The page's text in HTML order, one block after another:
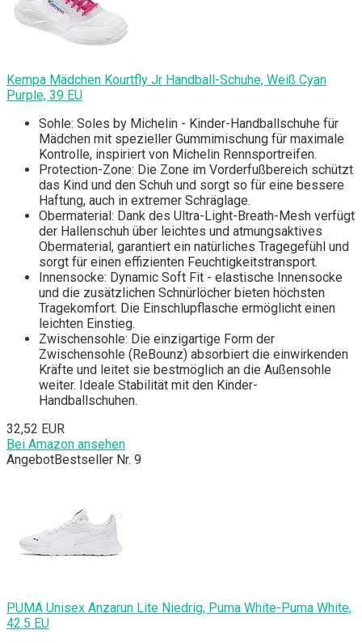
Kempa Mädchen Kourtfly Jr Handball-Schuhe, Weiß Cyan
Purple, 39 EU
Sohle: Soles by Michelin - Kinder-Handballschuhe für
Mädchen mit spezieller Gummimischung für maximale
Kontrolle, inspiriert von Michelin Rennsportreifen.
Protection-Zone: Die Zone im Vorderfußbereich schützt
das Kind und den Schuh und sorgt so für eine bessere
Haftung, auch in extremer Schräglage.
Obermaterial: Dank des Ultra-Light-Breath-Mesh verfügt
der Hallenschuh über leichtes und atmungsaktives
Obermaterial, garantiert ein natürliches Tragegefühl und
sorgt für einen effizienten Feuchtigkeitstransport.
Innensocke: Dynamic Soft Fit - elastische Innensocke
und die zusätzlichen Schnürlöcher bieten höchsten
Tragekomfort. Die Einschlupflasche ermöglicht einen
leichten Einstieg.
Zwischensohle: Die einzigartige Form der
Zwischensohle (ReBounz) absorbiert die einwirkenden
Kräfte und leitet sie bestmöglich an die Außensohle
weiter. Ideale Stabilität mit den Kinder-
Handballschuhen.
32,52 EUR
Bei Amazon ansehen
AngebotBestseller Nr. 9
PUMA Unisex Anzarun Lite Niedrig, Puma White-Puma White,
42.5 EU